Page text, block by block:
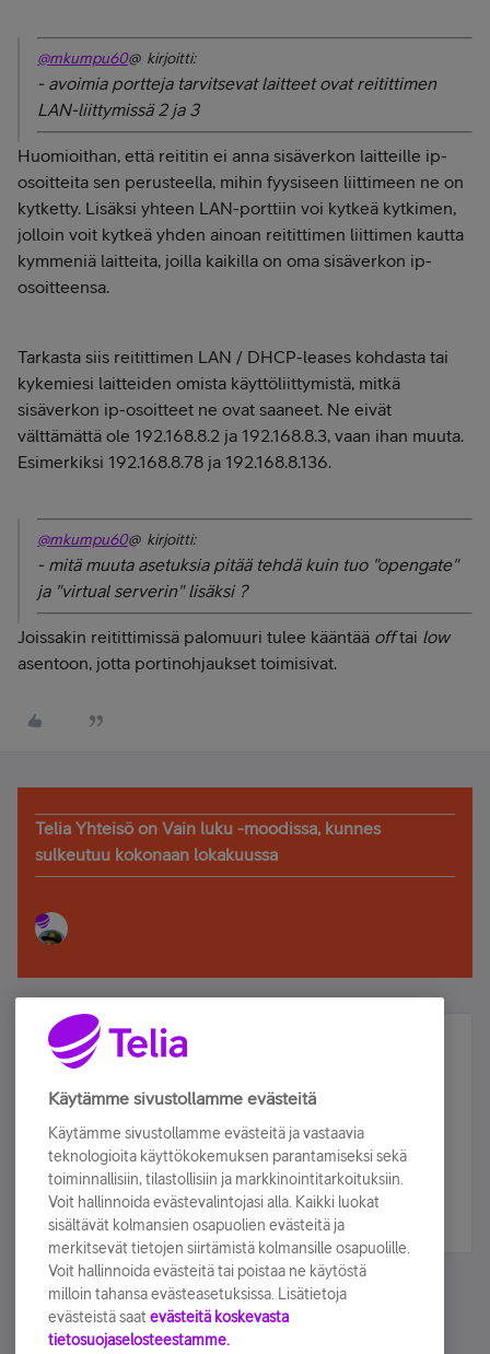
@mkumpu60@ kirjoitti:
- avoimia portteja tarvitsevat laitteet ovat reitittimen
LAN-liittymissä 2 ja 3
Huomioithan, että reititin ei anna sisäverkon laitteille ip-
osoitteita sen perusteella, mihin fyysiseen liittimeen ne on
kytketty. Lisäksi yhteen LAN-porttiin voi kytkeä kytkimen,
jolloin voit kytkeä yhden ainoan reitittimen liittimen kautta
kymmeniä laitteita, joilla kaikilla on oma sisäverkon ip-
osoitteensa.
Tarkasta siis reitittimen LAN / DHCP-leases kohdasta tai
kykemiesi laitteiden omista käyttöliittymistä, mitkä
sisäverkon ip-osoitteet ne ovat saaneet. Ne eivät
välttämättä ole 192.168.8.2 ja 192.168.8.3, vaan ihan muuta.
Esimerkiksi 192.168.8.78 ja 192.168.8.136.
@mkumpu60@ kirjoitti:
- mitä muuta asetuksia pitää tehdä kuin tuo "opengate"
ja "virtual serverin" lisäksi ?
Joissakin reitittimissä palomuuri tulee kääntää offtai low
asentoon, jotta portinohjaukset toimisivat.
Telia Yhteisö on Vain luku -moodissa, kunnes
sulkeutuu kokonaan lokakuussa
Älä jää paitsi – osallistu ja voita!
Tilaa Telian uutiskirje ja olet mukana arvonnassa.
sähköpostiisi.
Tilaa nyt
Käytämme sivustollamme evästeitä
Käytämme sivustollamme evästeitä ja vastaavia
teknologioita käyttökokemuksen parantamiseksi sekä
toiminnallisiin, tilastollisiin ja markkinointitarkoituksiin.
Voit hallinnoida evästevalintojasi alla. Kaikki luokat
sisältävät kolmansien osapuolien evästeitä ja
merkitsevät tietojen siirtämistä kolmansille osapuolille.
Voit hallinnoida evästeitä tai poistaa ne käytöstä
milloin tahansa evästeasetuksissa. Lisätietoja
evästeistä saat evästeitä koskevasta
tietosuojaselosteestamme.